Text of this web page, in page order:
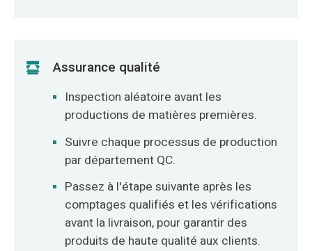
Assurance qualité
Inspection aléatoire avant les
productions de matières premières.
Suivre chaque processus de production
par département QC.
Passez à l'étape suivante après les
comptages qualifiés et les vérifications
avant la livraison, pour garantir des
produits de haute qualité aux clients.